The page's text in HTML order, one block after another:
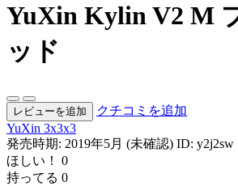
YuXin Kylin V2 M
ッド
レビューを追加
クチコミを追加
YuXin 3x3x3
発売時期: 2019年5月 (未確認) ID: y2j2sw
ほしい！
0
持ってる 0